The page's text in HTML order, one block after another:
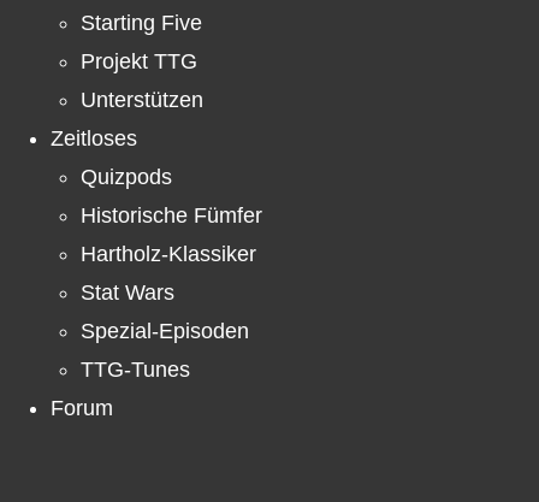
Starting Five
Projekt TTG
Unterstützen
Zeitloses
Quizpods
Historische Fümfer
Hartholz-Klassiker
Stat Wars
Spezial-Episoden
TTG-Tunes
Forum